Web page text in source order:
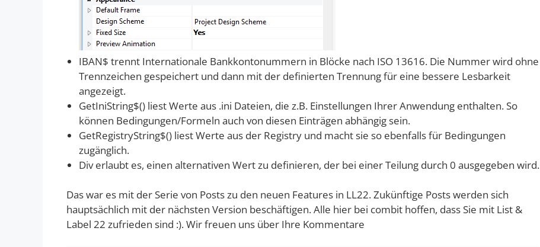
IBAN$ trennt Internationale Bankkontonummern in Blöcke nach ISO 13616. Die Nummer wird ohne
Trennzeichen gespeichert und dann mit der definierten Trennung für eine bessere Lesbarkeit
angezeigt.
GetIniString$() liest Werte aus .ini Dateien, die z.B. Einstellungen Ihrer Anwendung enthalten. So
können Bedingungen/Formeln auch von diesen Einträgen abhängig sein.
GetRegistryString$() liest Werte aus der Registry und macht sie so ebenfalls für Bedingungen
zugänglich.
Div erlaubt es, einen alternativen Wert zu definieren, der bei einer Teilung durch 0 ausgegeben wird.
Das war es mit der Serie von Posts zu den neuen Features in LL22. Zukünftige Posts werden sich
hauptsächlich mit der nächsten Version beschäftigen. Alle hier bei combit hoffen, dass Sie mit List &
Label 22 zufrieden sind :). Wir freuen uns über Ihre Kommentare